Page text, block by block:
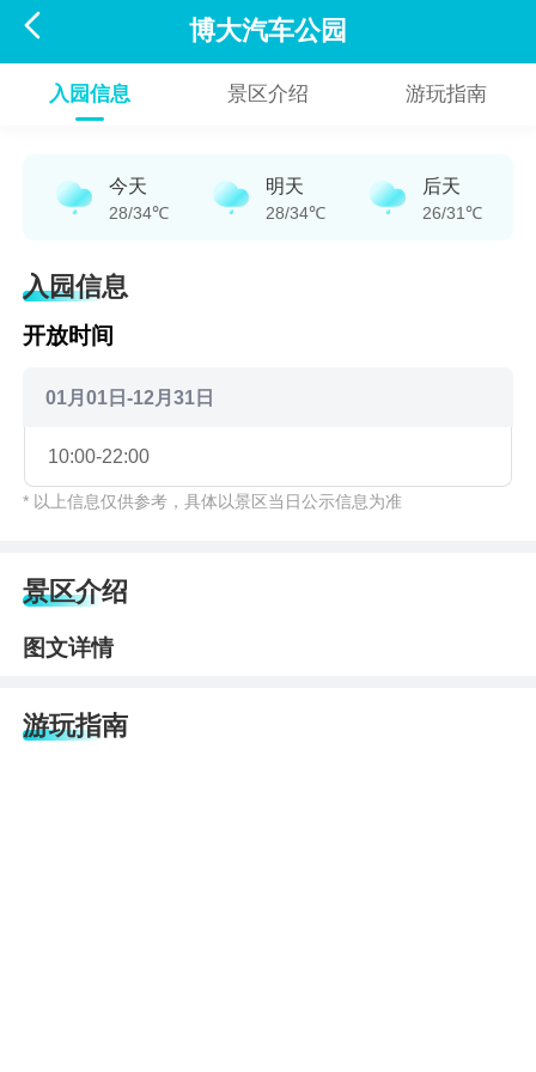
 博大汽车公园
入园信息 景区介绍 游玩指南
今天
28/34℃
明天
28/34℃
后天
26/31℃
入园信息
开放时间
01月01日-12月31日
10:00-22:00
* 以上信息仅供参考，具体以景区当日公示信息为准
景区介绍
图文详情
游玩指南